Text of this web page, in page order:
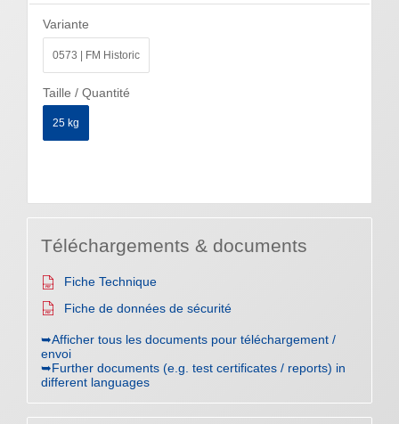
Variante
0573 | FM Historic
Taille / Quantité
25 kg
Téléchargements & documents
Fiche Technique
Fiche de données de sécurité
➥Afficher tous les documents pour téléchargement /
envoi
➥Further documents (e.g. test certificates / reports) in
different languages